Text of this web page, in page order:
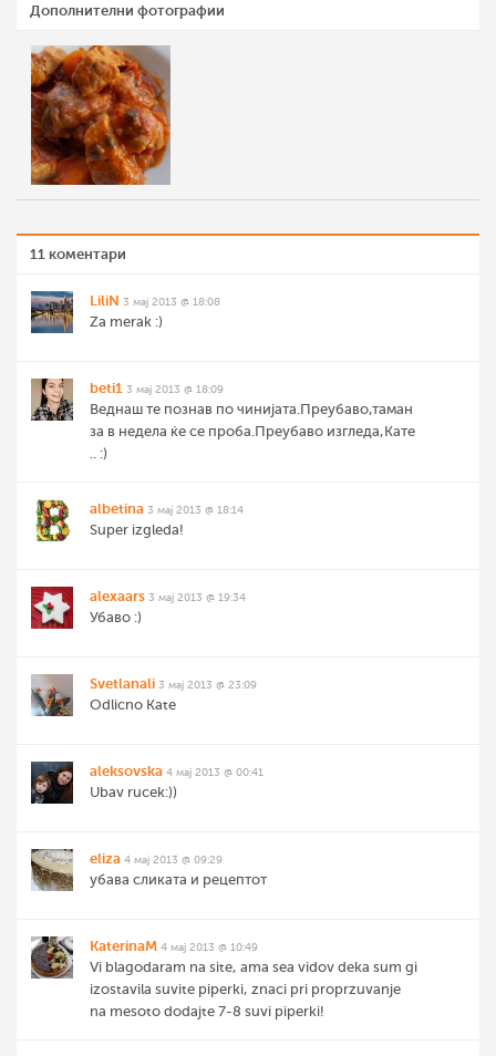
Дополнителни фотографии
11 коментари
LiliN 3 мај 2013 @ 18:08
Za merak :)
beti1 3 мај 2013 @ 18:09
Веднаш те познав по чинијата.Преубаво,таман
за в недела ќе се проба.Преубаво изгледа,Кате
.. :)
albetina 3 мај 2013 @ 18:14
Super izgleda!
alexaars 3 мај 2013 @ 19:34
Убаво :)
Svetlanali 3 мај 2013 @ 23:09
Odlicno Kate
aleksovska 4 мај 2013 @ 00:41
Ubav rucek:))
eliza 4 мај 2013 @ 09:29
убава сликата и рецептот
KaterinaM 4 мај 2013 @ 10:49
Vi blagodaram na site, ama sea vidov deka sum gi
izostavila suvite piperki, znaci pri proprzuvanje
na mesoto dodajte 7-8 suvi piperki!